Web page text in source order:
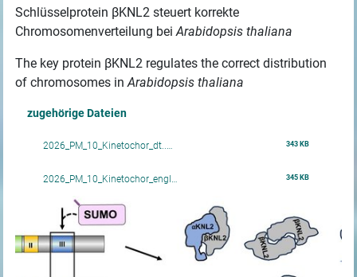
Schlüsselprotein βKNL2 steuert korrekte
Chromosomenverteilung beiArabidopsis thaliana
The key protein βKNL2 regulates the correct distribution
of chromosomes inArabidopsis thaliana
zugehörige Dateien
2026_PM_10_Kinetochor_dt..… 343 KB
2026_PM_10_Kinetochor_engl… 345 KB